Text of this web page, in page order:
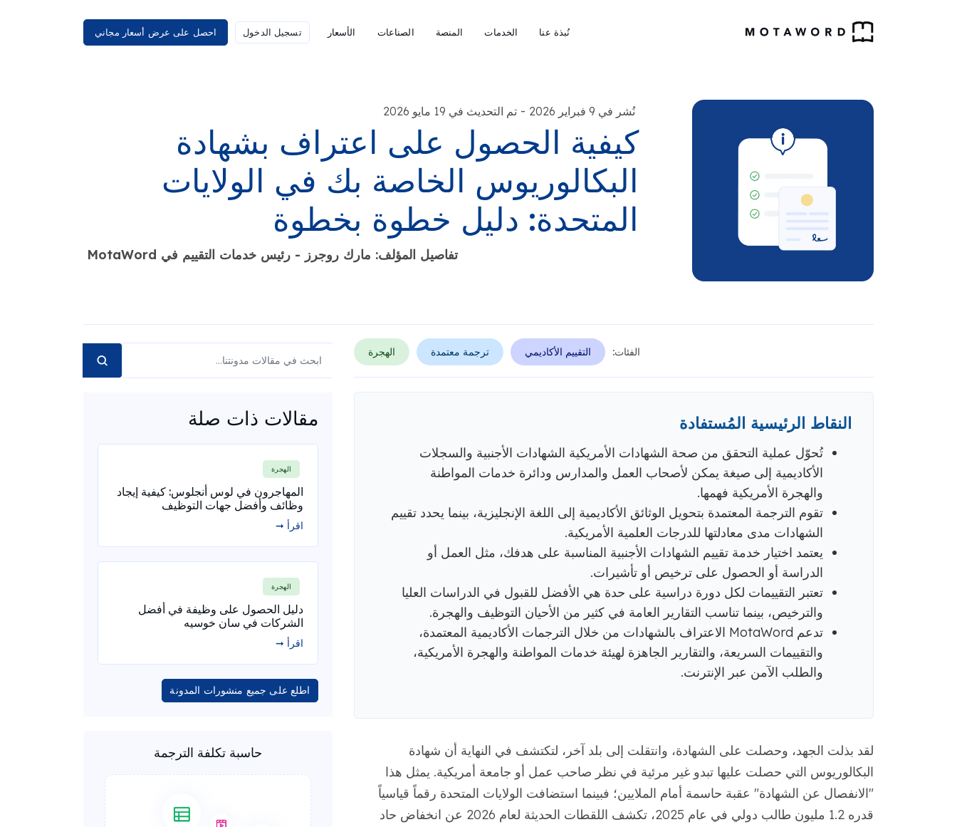
نُبذة عنا الخدمات المنصة الصناعات الأسعار تسجيل الدخول احصل على عرض أسعار مجاني
نُشر في 9 فبراير 2026 - تم التحديث في 19 مايو 2026
كيفية الحصول على اعتراف بشهادة
البكالوريوس الخاصة بك في الولايات
المتحدة: دليل خطوة بخطوة
تفاصيل المؤلف: مارك روجرز - رئيس خدمات التقييم في MotaWord
الفئات: التقييم الأكاديمي ترجمة معتمدة الهجرة
النقاط الرئيسية المُستفادة
تُحوّل عملية التحقق من صحة الشهادات الأمريكية الشهادات الأجنبية والسجلات
الأكاديمية إلى صيغة يمكن لأصحاب العمل والمدارس ودائرة خدمات المواطنة
والهجرة الأمريكية فهمها.
تقوم الترجمة المعتمدة بتحويل الوثائق الأكاديمية إلى اللغة الإنجليزية، بينما يحدد تقييم
الشهادات مدى معادلتها للدرجات العلمية الأمريكية.
يعتمد اختيار خدمة تقييم الشهادات الأجنبية المناسبة على هدفك، مثل العمل أو
الدراسة أو الحصول على ترخيص أو تأشيرات.
تعتبر التقييمات لكل دورة دراسية على حدة هي الأفضل للقبول في الدراسات العليا
والترخيص، بينما تناسب التقارير العامة في كثير من الأحيان التوظيف والهجرة.
تدعم MotaWord الاعتراف بالشهادات من خلال الترجمات الأكاديمية المعتمدة،
والتقييمات السريعة، والتقارير الجاهزة لهيئة خدمات المواطنة والهجرة الأمريكية،
والطلب الآمن عبر الإنترنت.
لقد بذلت الجهد، وحصلت على الشهادة، وانتقلت إلى بلد آخر، لتكتشف في النهاية أن شهادة
البكالوريوس التي حصلت عليها تبدو غير مرئية في نظر صاحب عمل أو جامعة أمريكية. يمثل هذا
"الانفصال عن الشهادة" عقبة حاسمة أمام الملايين؛ فبينما استضافت الولايات المتحدة رقماً قياسياً
قدره 1.2 مليون طالب دولي في عام 2025، تكشف اللقطات الحديثة لعام 2026 عن انخفاض حاد
مقالات ذات صلة
الهجرة
المهاجرون في لوس أنجلوس: كيفية إيجاد
وظائف وأفضل جهات التوظيف
اقرأ ➞
الهجرة
دليل الحصول على وظيفة في أفضل
الشركات في سان خوسيه
اقرأ ➞
اطلع على جميع منشورات المدونة
حاسبة تكلفة الترجمة